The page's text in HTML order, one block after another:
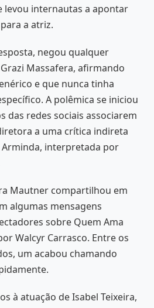
levou internautas a apontar
a atriz.
negou qualquer
Massafera, afirmando
e que nunca tinha
A polêmica se iniciou
das redes sociais associarem
a uma crítica indireta
interpretada por
Mautner compartilhou em
algumas mensagens
sobre Quem Ama
Walcyr Carrasco. Entre os
um acabou chamando
à atuação de Isabel Teixeira,